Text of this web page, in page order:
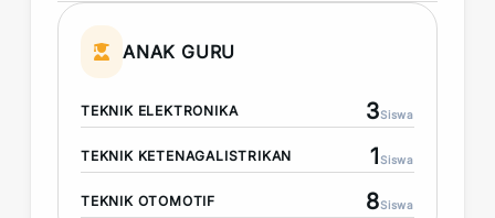
ANAK GURU
TEKNIK ELEKTRONIKA 3Siswa
TEKNIK KETENAGALISTRIKAN 1Siswa
TEKNIK OTOMOTIF 8Siswa